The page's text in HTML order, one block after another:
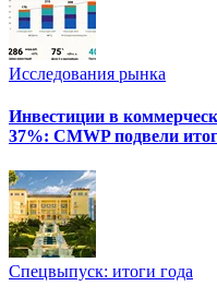
Исследования рынка
Инвестиции в
37%: CMWP подвели
Спецвыпуск: итоги года